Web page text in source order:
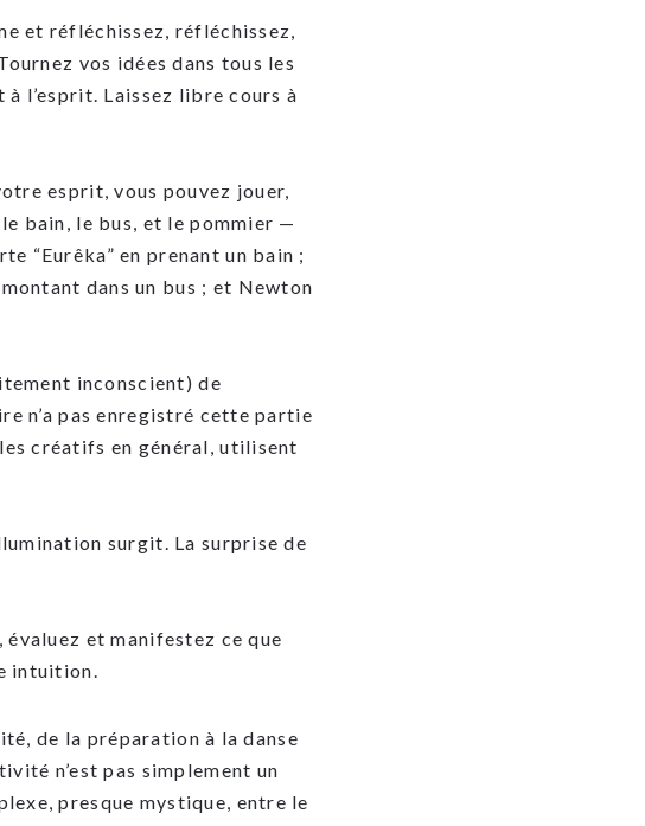
et réfléchissez, réfléchissez,
vos idées dans tous les
à l’esprit. Laissez libre cours à
esprit, vous pouvez jouer,
bain, le bus, et le pommier —
“Eurêka” en prenant un bain ;
dans un bus ; et Newton
inconscient) de
n’a pas enregistré cette partie
créatifs en général, utilisent
surgit. La surprise de
et manifestez ce que
intuition.
de la préparation à la danse
n’est pas simplement un
presque mystique, entre le